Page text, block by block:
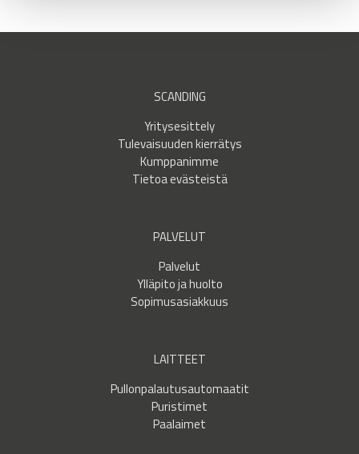
SCANDING
Yritysesittely
Tulevaisuuden kierrätys
Kumppanimme
Tietoa evästeistä
PALVELUT
Palvelut
Ylläpito ja huolto
Sopimusasiakkuus
LAITTEET
Pullonpalautusautomaatit
Puristimet
Paalaimet